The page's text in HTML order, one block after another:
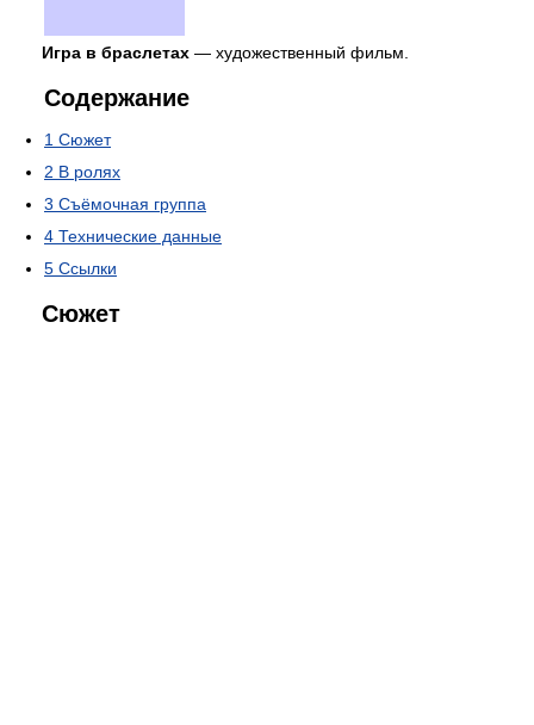
Игра в браслетах — художественный фильм.
Содержание
1 Сюжет
2 В ролях
3 Съёмочная группа
4 Технические данные
5 Ссылки
Сюжет